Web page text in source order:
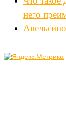
него